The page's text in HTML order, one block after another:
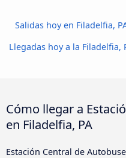
Salidas hoy en Filadelfia,
Llegadas hoy a la Filadelfia,
Cómo llegar a
en Filadelfia, PA
Estación Central de